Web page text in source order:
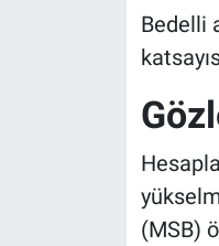
Bedelli
(MSB)